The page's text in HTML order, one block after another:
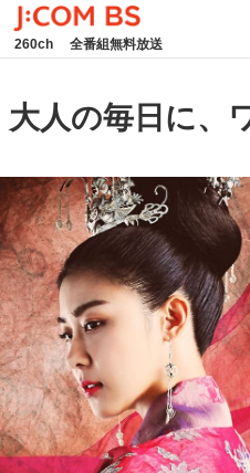
260ch 全番組無料放送
大人の毎日に、